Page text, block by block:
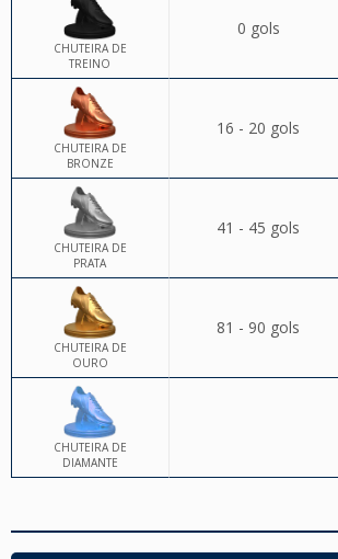
CHUTEIRA DE
TREINO
0 gols
CHUTEIRA DE
BRONZE
16 - 20 gols
CHUTEIRA DE
PRATA
41 - 45 gols
CHUTEIRA DE
OURO
81 - 90 gols
CHUTEIRA DE
DIAMANTE